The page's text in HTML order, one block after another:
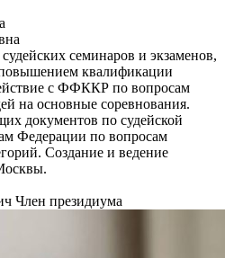
семинаров и экзаменов,
квалификации
с ФФККР по вопросам
на основные соревнования.
документов по судейской
Федерации по вопросам
Создание и ведение
Член президиума